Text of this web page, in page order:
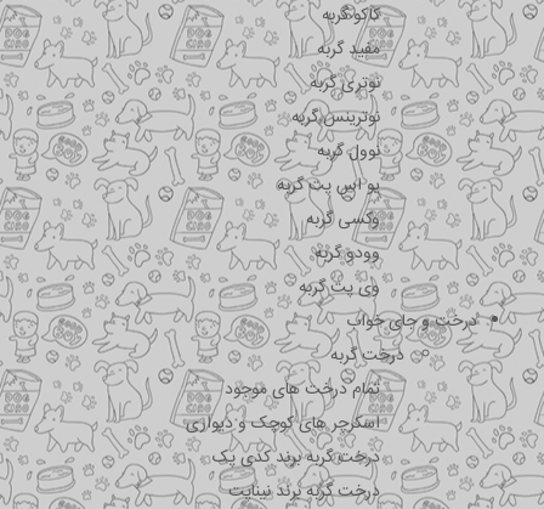
کاکو گربه
مفید گربه
نوتری گربه
نوترینس گربه
نوول گربه
یو اس پت گربه
وکسی گربه
وودو گربه
وی پت گربه
درخت و جای خواب
درخت گربه
تمام درخت های موجود
اسکرچر های کوچک و دیواری
درخت گربه برند کدی پک
درخت گربه برند نیناپت